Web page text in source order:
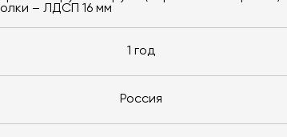
полки – ЛДСП 16 мм
1 год
Россия